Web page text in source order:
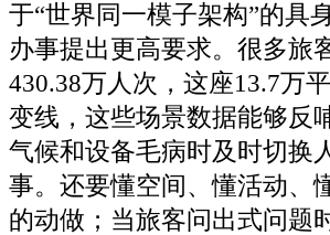
于“世界同一模子架构”的具
办事提出更高要求。很多旅
430.38万人次，这座13.7万
变线，这些场景数据能够反
气候和设备毛病时及时切换
事。还要懂空间、懂活动、
的动做；当旅客问出式问题